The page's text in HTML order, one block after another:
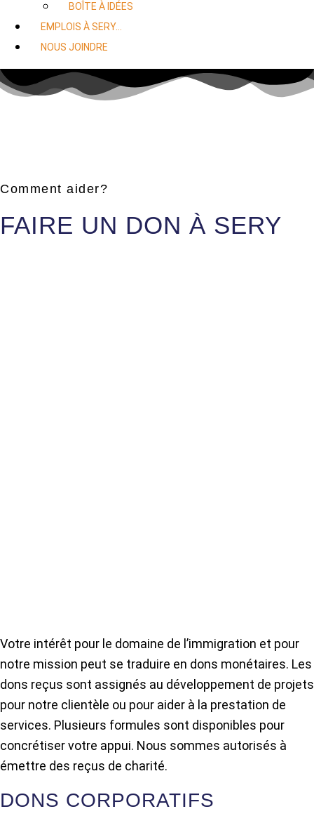
BOÎTE À IDÉES
EMPLOIS À SERY…
NOUS JOINDRE
Comment aider?
FAIRE UN DON À SERY
Votre intérêt pour le domaine de l’immigration et pour
notre mission peut se traduire en dons monétaires. Les
dons reçus sont assignés au développement de projets
pour notre clientèle ou pour aider à la prestation de
services. Plusieurs formules sont disponibles pour
concrétiser votre appui. Nous sommes autorisés à
émettre des reçus de charité.
DONS CORPORATIFS